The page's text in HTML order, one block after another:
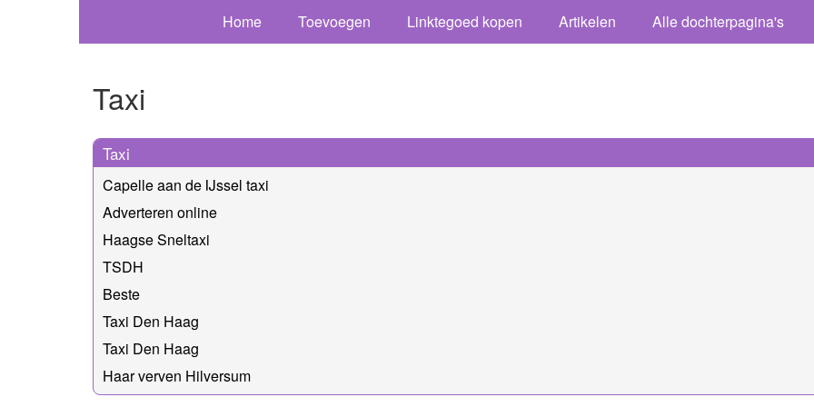
Home Toevoegen Linktegoed kopen Artikelen Alle dochterpagina's
Taxi
Taxi
Capelle aan de IJssel taxi
Adverteren online
Haagse Sneltaxi
TSDH
Beste
Taxi Den Haag
Taxi Den Haag
Haar verven Hilversum